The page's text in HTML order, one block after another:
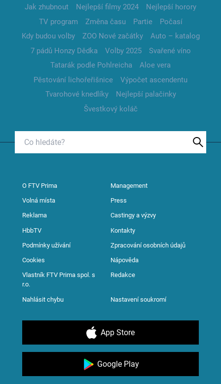
Jak zhubnout Nejlepší filmy 2024
Nejlepší horory
TV program
Změna času Partie
Počasí
Kdy budou volby
ZOO Nové začátky
Auto – katalog
7 pádů Honzy Dědka
Volby 2025
Svařené víno
Tatarák podle Pohlreicha
Aloe vera
Pěstování lichořeřišnice
Výpočet ascendentu
Tvarohové knedlíky
Nejlepší palačinky
Švestkový koláč
O FTV Prima Management
Volná místa Press
Reklama Castingy a výzvy
HbbTV Kontakty
Podmínky užívání Zpracování osobních údajů
Cookies Nápověda
Vlastník FTV Prima spol. s
r.o.
Redakce
Nahlásit chybu Nastavení soukromí
App Store
Google Play